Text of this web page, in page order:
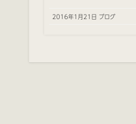
2016年1月21日 ブログ